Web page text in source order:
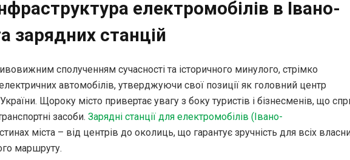
електромобілів в Івано-
зарядних станцій
сполученням сучасності та історичного минулого, стрімко
автомобілів, утверджуючи свої позиції як головний центр
Щороку місто привертає увагу з боку туристів і бізнесменів, що
засоби. Зарядні станції для електромобілів (Івано-
міста – від центрів до околиць, що гарантує зручність для всіх
маршруту.